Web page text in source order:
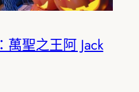
聖之王阿 Jack